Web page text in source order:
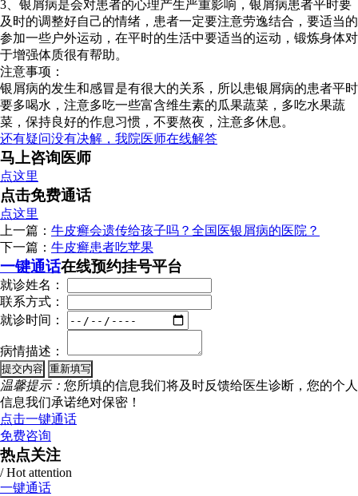
3、银屑病是会对患者的心理产生严重影响，银屑病患者平时要
及时的调整好自己的情绪，患者一定要注意劳逸结合，要适当的
参加一些户外运动，在平时的生活中要适当的运动，锻炼身体对
于增强体质很有帮助。
注意事项：
银屑病的发生和感冒是有很大的关系，所以患银屑病的患者平时
要多喝水，注意多吃一些富含维生素的瓜果蔬菜，多吃水果蔬
菜，保持良好的作息习惯，不要熬夜，注意多休息。
还有疑问没有决解，我院医师在线解答
马上咨询医师
点这里
点击免费通话
点这里
上一篇： 牛皮癣会遗传给孩子吗？全国医银屑病的医院？
下一篇： 牛皮癣患者吃苹果
一键通话在线预约挂号平台
就诊姓名：
联系方式：
就诊时间：
病情描述：
温馨提示： 您所填的信息我们将及时反馈给医生诊断，您的个人
信息我们承诺绝对保密！
点击一键通话
免费咨询
热点关注
/ Hot attention
一键通话